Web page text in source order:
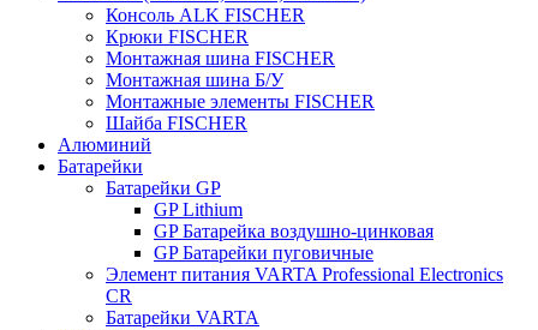
Консоль ALK FISCHER
Крюки FISCHER
Монтажная шина FISCHER
Монтажная шина Б/У
Монтажные элементы FISCHER
Шайба FISCHER
Алюминий
Батарейки
Батарейки GP
GP Lithium
GP Батарейка воздушно-цинковая
GP Батарейки пуговичные
Элемент питания VARTA Professional Electronics
CR
Батарейки VARTA